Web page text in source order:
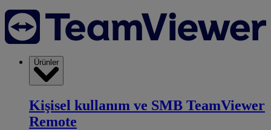
Ürünler
Kişisel kullanım ve SMB TeamViewer
Remote